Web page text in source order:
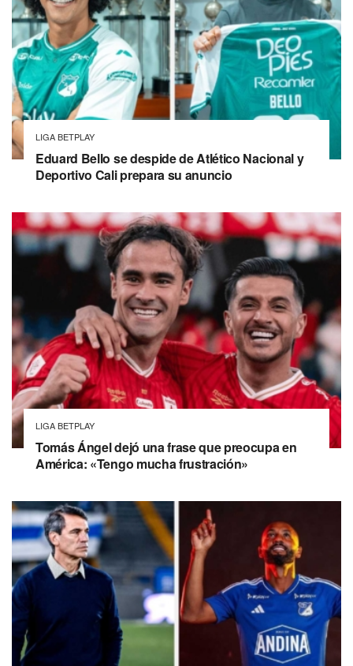
LIGA BETPLAY
Eduard Bello se despide de Atlético Nacional y
Deportivo Cali prepara su anuncio
LIGA BETPLAY
Tomás Ángel dejó una frase que preocupa en
América: «Tengo mucha frustración»